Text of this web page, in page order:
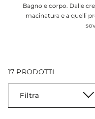
Bagno e corpo. Dalle
macinatura e a quelli
17 PRODOTTI
Filtra